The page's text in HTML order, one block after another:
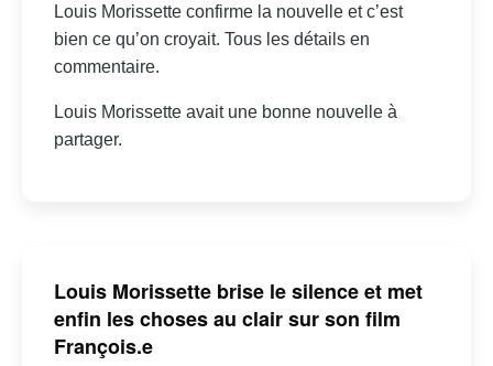
Louis Morissette confirme la nouvelle et c’est
bien ce qu’on croyait. Tous les détails en
commentaire.
Louis Morissette avait une bonne nouvelle à
partager.
Louis Morissette brise le silence et met
enfin les choses au clair sur son film
François.e